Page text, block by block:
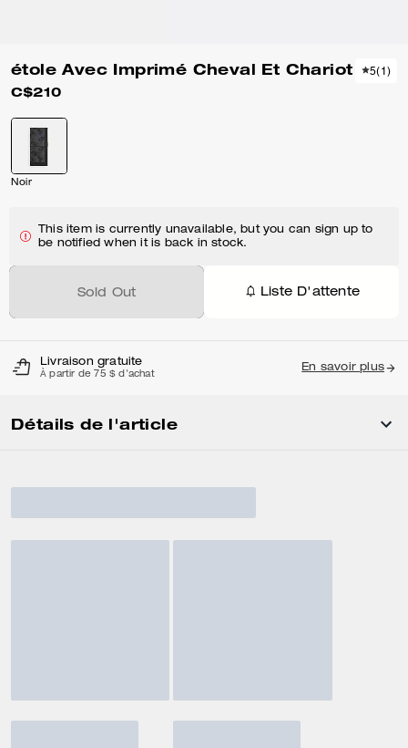
étole Avec Imprimé Cheval Et Chariot
C$210
5(1)
Noir
This item is currently unavailable, but you can sign up to
be notified when it is back in stock.
Sold Out Liste D'attente
Livraison gratuite
À partir de 75 $ d'achat
En savoir plus
Détails de l'article